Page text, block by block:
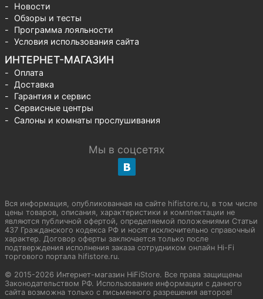
Новости
Обзоры и тесты
Программа лояльности
Условия использования сайта
ИНТЕРНЕТ-МАГАЗИН
Оплата
Доставка
Гарантия и сервис
Сервисные центры
Салоны и комнаты прослушивания
Мы в соцсетях
Вся информация, опубликованная на сайте hifistore.ru, в том числе
цены товаров, описания, характеристики и комплектации не
являются публичной офертой, определяемой положениями Статьи
437 Гражданского кодекса РФ и носят исключительно справочный
характер. Договор оферты заключается только после
подтверждения исполнения заказа сотрудником онлайн Hi-Fi
торгового портала hifistore.ru.
© 2015-2026 Интернет-магазин HiFiStore. Все права защищены
Законодательством РФ. Использование информации с данного
сайта возможна только с письменного разрешения авторов!